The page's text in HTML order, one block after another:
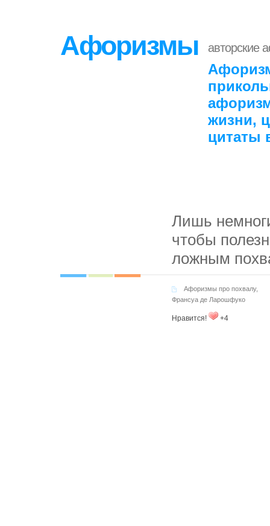
Афоризмы авторские
жизни,
цитаты
Лишь
чтобы
ложным
Афоризмы про похвалу,
Франсуа де Ларошфуко
Нравится! +4